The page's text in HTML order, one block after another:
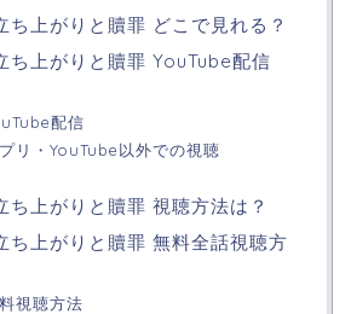
ち上がりと贖罪 どこで見れる？
ち上がりと贖罪 YouTube配信
配信
リ・YouTube以外での視聴
ち上がりと贖罪 視聴方法は？
ち上がりと贖罪 無料全話視聴方
視聴方法